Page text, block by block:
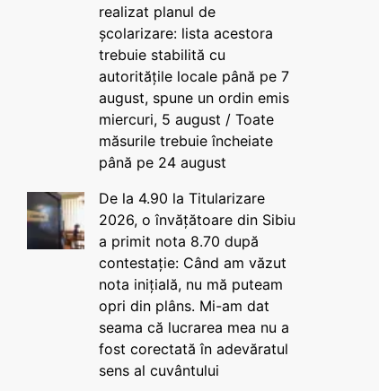
realizat planul de
școlarizare: lista acestora
trebuie stabilită cu
autoritățile locale până pe 7
august, spune un ordin emis
miercuri, 5 august / Toate
măsurile trebuie încheiate
până pe 24 august
De la 4.90 la Titularizare
2026, o învățătoare din Sibiu
a primit nota 8.70 după
contestație: Când am văzut
nota inițială, nu mă puteam
opri din plâns. Mi-am dat
seama că lucrarea mea nu a
fost corectată în adevăratul
sens al cuvântului